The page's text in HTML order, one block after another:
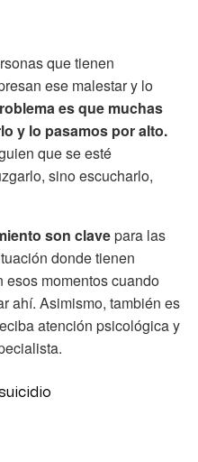
que tienen
ese malestar y lo
es que muchas
y lo pasamos por alto.
que se esté
sino escucharlo,
son clavepara las
donde tienen
momentos cuando
ahí. Asimismo, también es
atención psicológica y